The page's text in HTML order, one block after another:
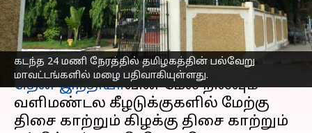
கடந்த 24 மணி நேரத்தில் தமிழகத்தின் பல்வேறு
மாவட்டங்களில் மழை பதிவாகியுள்ளது.
எழுதியவர் Sindhuja SM Apr 05, 2023 04:36 pm
செய்தி முன்னோட்டம்
தென் இந்தியாவின் மேல் நிலவும்
வளிமண்டல கீழடுக்குகளில் மேற்கு
திசை காற்றும் கிழக்கு திசை காற்றும்